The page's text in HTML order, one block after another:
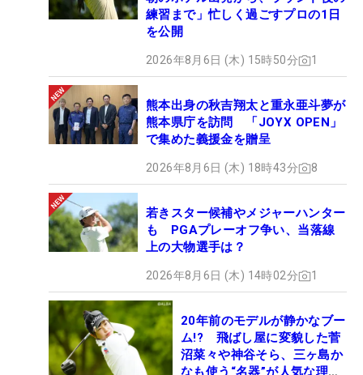
練習まで」忙しく過ごすプロの1日
を公開
2026年8月6日 (木) 15時50分 1
熊本出身の秋吉翔太と重永亜斗夢が
熊本県庁を訪問 「JOYX OPEN」
で集めた義援金を贈呈
2026年8月6日 (木) 18時43分 8
若きスター候補やメジャーハンター
も PGAプレーオフ争い、当落線
上の大物選手は？
2026年8月6日 (木) 14時02分 1
20年前のモデルが静かなブー
ム!? 飛ばし屋に変貌した菅
沼菜々や神谷そら、三ヶ島か
なも使う“名器”が人気な理由